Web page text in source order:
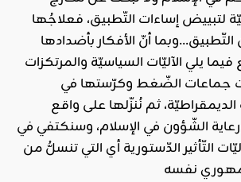
لتبييض إساءات التّطبيق، فعلاجُها
أنّ الأفكار بأضدادها
يلي الآليّات السياسيّة والمرتكزات
جماعات الضّغط وكرّستها في
ثم نُنزّلها على واقع
الشّؤون في الإسلام، وسنكتفي في
التّأثير الدّستورية أي التي تنسلُّ من